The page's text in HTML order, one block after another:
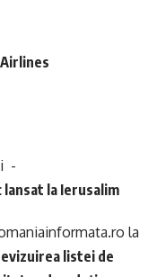
-
lansat la Ierusalim
la
listei de